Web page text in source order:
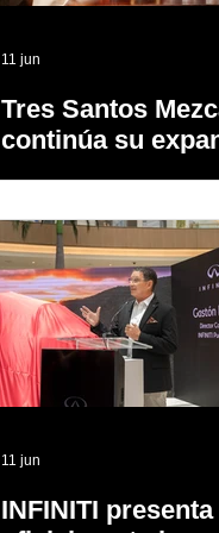
Tres Santos
continúa su
11 jun
INFINITI presenta
11 jun